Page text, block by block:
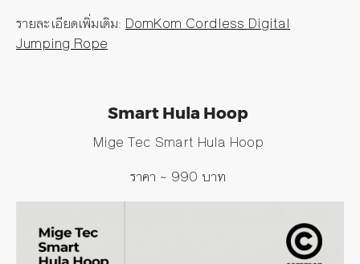
รายละเอียดเพิ่มเติม: DomKom Cordless Digital
Jumping Rope
Smart Hula Hoop
Mige Tec Smart Hula Hoop
ราคา ~ 990 บาท